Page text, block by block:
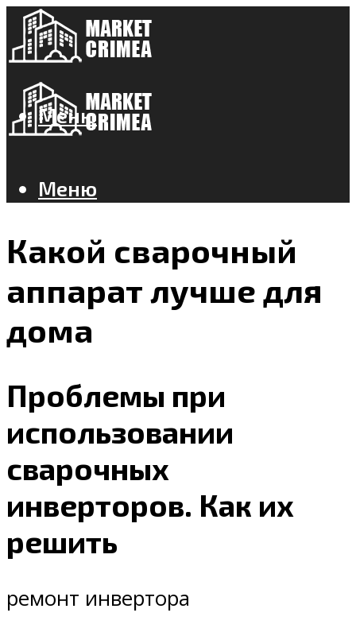
Меню
Меню
Какой сварочный
аппарат лучше для
дома
Проблемы при
использовании
сварочных
инверторов. Как их
решить
ремонт инвертора